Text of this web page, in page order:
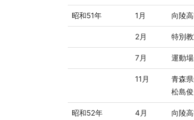
昭和51年 1月 向陵
2月 特別
7月 運動
11月
青森
松島
昭和52年 4月 向陵